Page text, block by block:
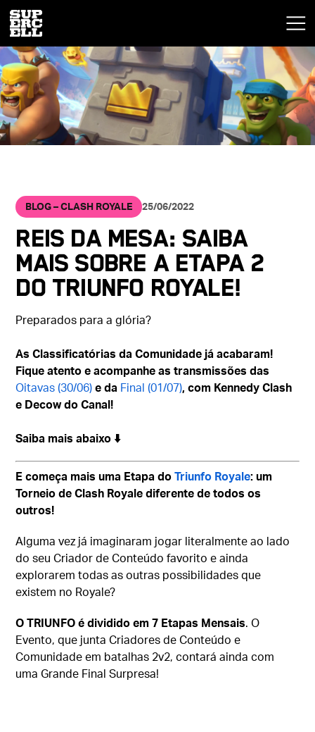
BLOG – CLASH ROYALE 25/06/2022
REIS DA MESA: Saiba
mais sobre a Etapa 2
do Triunfo Royale!
Preparados para a glória?
As Classificatórias da Comunidade já acabaram!
Fique atento e acompanhe as transmissões das
Oitavas (30/06)e da Final (01/07), com Kennedy Clash
e Decow do Canal!
Saiba mais abaixo ⬇️
E começa mais uma Etapa doTriunfo Royale: um
Torneio de Clash Royale diferente de todos os
outros!
Alguma vez já imaginaram jogar literalmente ao lado
do seu Criador de Conteúdo favorito e ainda
explorarem todas as outras possibilidades que
existem no Royale?
O TRIUNFO é dividido em 7 Etapas Mensais. O
Evento, que junta Criadores de Conteúdo e
Comunidade em batalhas 2v2, contará ainda com
uma Grande Final Surpresa!